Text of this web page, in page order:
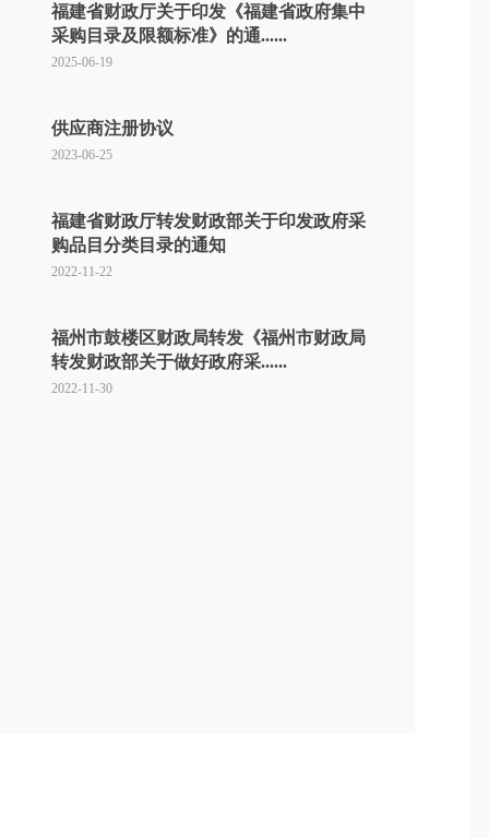
福建省财政厅关于印发《福建省政府集中
采购目录及限额标准》的通......
2025-06-19
供应商注册协议
2023-06-25
福建省财政厅转发财政部关于印发政府采
购品目分类目录的通知
2022-11-22
福州市鼓楼区财政局转发《福州市财政局
转发财政部关于做好政府采......
2022-11-30